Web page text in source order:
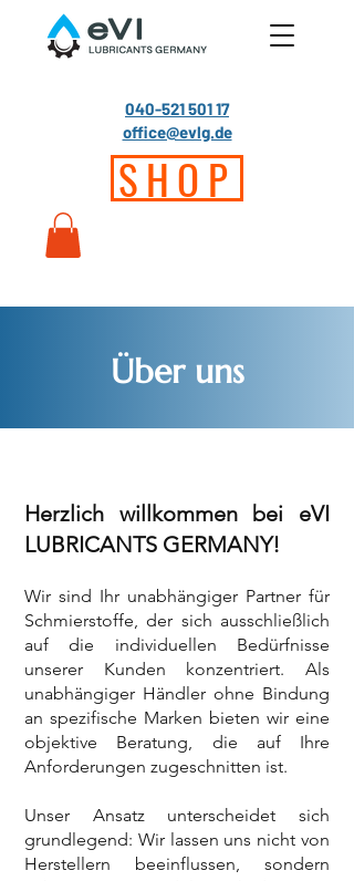
040-521 501 17
office@evlg.de
SHOP
Über uns
Herzlich willkommen bei eVI
LUBRICANTS GERMANY!
Wir sind Ihr unabhängiger Partner für
Schmierstoffe, der sich ausschließlich
auf die individuellen Bedürfnisse
unserer Kunden konzentriert. Als
unabhängiger Händler ohne Bindung
an spezifische Marken bieten wir eine
objektive Beratung, die auf Ihre
Anforderungen zugeschnitten ist.
Unser Ansatz unterscheidet sich
grundlegend: Wir lassen uns nicht von
Herstellern beeinflussen, sondern